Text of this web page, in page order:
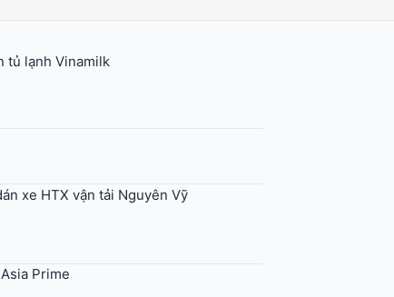
tủ lạnh Vinamilk
xe HTX vận tải Nguyên Vỹ
Prime